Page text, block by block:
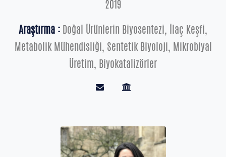
2019
Araştırma : Doğal Ürünlerin Biyosentezi, İlaç Keşfi,
Metabolik Mühendisliği, Sentetik Biyoloji, Mikrobiyal
Üretim, Biyokatalizörler